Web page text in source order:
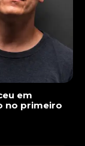
em
no primeiro